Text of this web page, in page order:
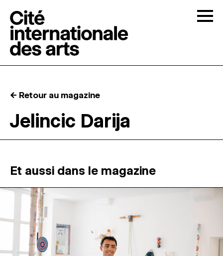
RÉSIDENCES ↓
ATELIERS OUVERTS
PROGRAMMATION
MAGAZINE
← Retour au magazine
Jelincic Darija
Et aussi dans le magazine